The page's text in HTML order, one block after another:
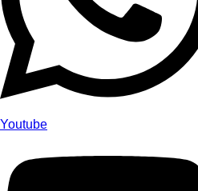
Youtube